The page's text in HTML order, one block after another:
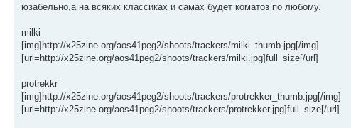
юзабельно,а на всяких классиках и самах будет коматоз по любому.
milki
[img]http://x25zine.org/aos41peg2/shoots/trackers/milki_thumb.jpg[/img]
[url=http://x25zine.org/aos41peg2/shoots/trackers/milki.jpg]full_size[/url]
protrekkr
[img]http://x25zine.org/aos41peg2/shoots/trackers/protrekker_thumb.jpg[/img]
[url=http://x25zine.org/aos41peg2/shoots/trackers/protrekker.jpg]full_size[/url]